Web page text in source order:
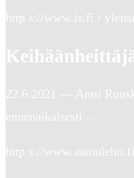
http s://www.is.fi ›
22.6.2021 — Antti
ennenaikaisesti …
http s://